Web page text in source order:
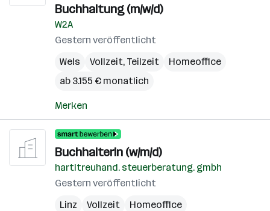
Buchhaltung (m/w/d)
W2A
Gestern veröffentlicht
Wels
Vollzeit, Teilzeit
Homeoffice
ab 3.155 € monatlich
Merken
Buchhalterin (w/m/d)
hartltreuhand. steuerberatung. gmbh
Gestern veröffentlicht
Linz
Vollzeit
Homeoffice